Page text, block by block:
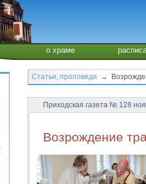
о храме
Статьи, проповеди →
Приходская газета № 128
Возрождение